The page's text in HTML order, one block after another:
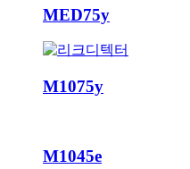
MED75y
M1075y
M1045e